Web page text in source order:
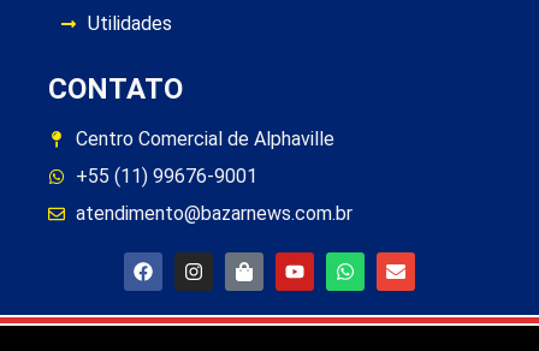
Utilidades
CONTATO
Centro Comercial de Alphaville
+55 (11) 99676-9001
atendimento@bazarnews.com.br